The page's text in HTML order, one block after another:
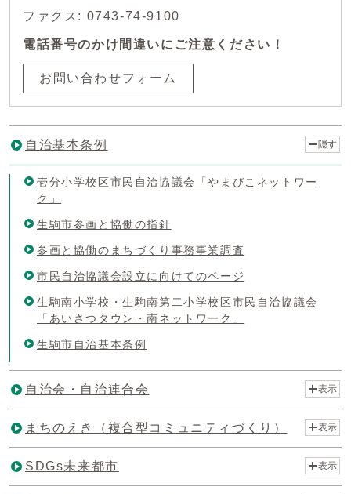
ファクス: 0743-74-9100
電話番号のかけ間違いにご注意ください！
お問い合わせフォーム
自治基本条例 隠す
壱分小学校区市民自治協議会「やまびこネットワー
ク」
生駒市参画と協働の指針
参画と協働のまちづくり事務事業調査
市民自治協議会設立に向けてのページ
生駒南小学校・生駒南第二小学校区市民自治協議会
「あいさつタウン・南ネットワーク」
生駒市自治基本条例
自治会・自治連合会 表示
まちのえき（複合型コミュニティづくり） 表示
SDGs未来都市 表示